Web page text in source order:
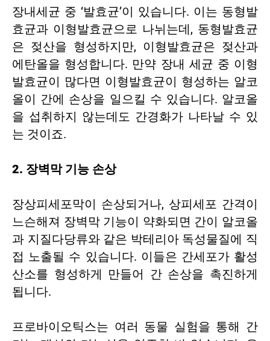
장내세균 중 ‘발효균’이 있습니다. 이는 동형발
효균과 이형발효균으로 나뉘는데, 동형발효균
은 젖산을 형성하지만, 이형발효균은 젖산과
에탄올을 형성합니다. 만약 장내 세균 중 이형
발효균이 많다면 이형발효균이 형성하는 알코
올이 간에 손상을 일으킬 수 있습니다. 알코올
을 섭취하지 않는데도 간경화가 나타날 수 있
는 것이죠.
2. 장벽막 기능 손상
장상피세포막이 손상되거나, 상피세포 간격이
느슨해져 장벽막 기능이 약화되면 간이 알코올
과 지질다당류와 같은 박테리아 독성물질에 직
접 노출될 수 있습니다. 이들은 간세포가 활성
산소를 형성하게 만들어 간 손상을 촉진하게
됩니다.
프로바이오틱스는 여러 동물 실험을 통해 간